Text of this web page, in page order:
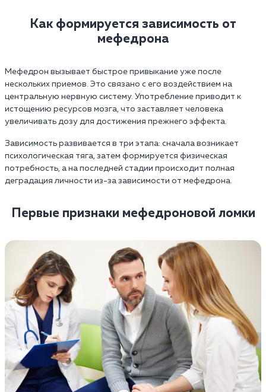
Как формируется зависимость от
мефедрона
Мефедрон вызывает быстрое привыкание уже после
нескольких приемов. Это связано с его воздействием на
центральную нервную систему. Употребление приводит к
истощению ресурсов мозга, что заставляет человека
увеличивать дозу для достижения прежнего эффекта.
Зависимость развивается в три этапа: сначала возникает
психологическая тяга, затем формируется физическая
потребность, а на последней стадии происходит полная
деградация личности из-за зависимости от мефедрона.
Первые признаки мефедроновой ломки